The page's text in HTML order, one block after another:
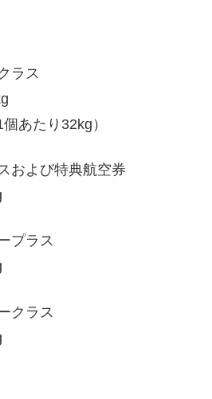
ラス
あたり32kg）
および特典航空券
プラス
クラス